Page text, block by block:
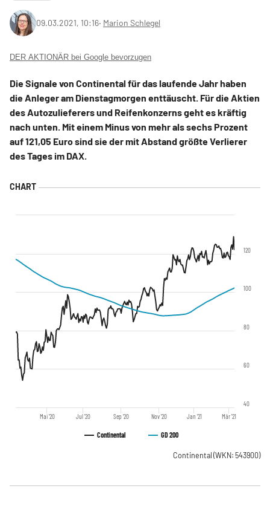
09.03.2021, 10:16‧ Marion Schlegel
DER AKTIONÄR bei Google bevorzugen
Die Signale von Continental für das laufende Jahr haben
die Anleger am Dienstagmorgen enttäuscht. Für die Aktien
des Autozulieferers und Reifenkonzerns geht es kräftig
nach unten. Mit einem Minus von mehr als sechs Prozent
auf 121,05 Euro sind sie der mit Abstand größte Verlierer
des Tages im DAX.
Continental GD 200
Mai '20 Jul '20 Sep '20 Nov '20 Jan '21 Mär '21
40
60
80
100
120
Continental (WKN: 543900)